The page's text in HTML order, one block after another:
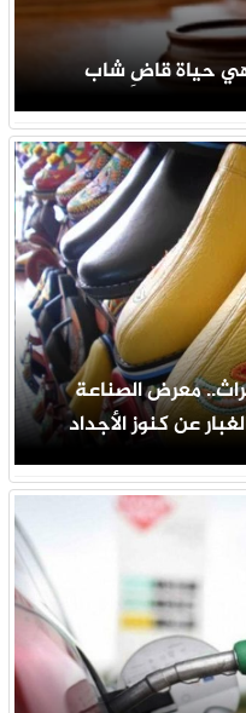
حياة قاضِ شاب
معرض الصناعة
عن كنوز الأجداد